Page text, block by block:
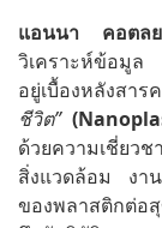
แอนนา
คอตล
วิเคราะห์ข้อมูล
อยู่เบื้องหลัง
ชีวิต”
ด้วยความเชี่ยว
สิ่งแวดล้อม งาน
ของพลาสติกต่อ